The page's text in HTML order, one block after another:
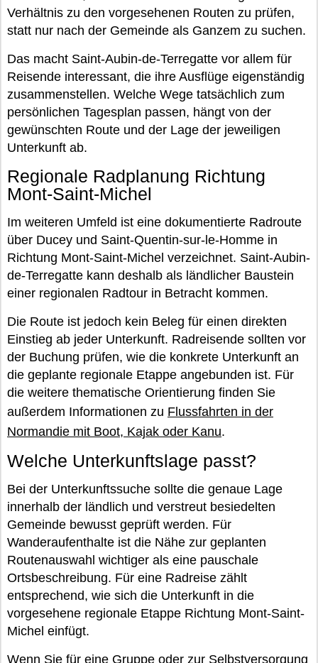
Verhältnis zu den vorgesehenen Routen zu prüfen,
statt nur nach der Gemeinde als Ganzem zu suchen.
Das macht Saint-Aubin-de-Terregatte vor allem für
Reisende interessant, die ihre Ausflüge eigenständig
zusammenstellen. Welche Wege tatsächlich zum
persönlichen Tagesplan passen, hängt von der
gewünschten Route und der Lage der jeweiligen
Unterkunft ab.
Regionale Radplanung Richtung
Mont-Saint-Michel
Im weiteren Umfeld ist eine dokumentierte Radroute
über Ducey und Saint-Quentin-sur-le-Homme in
Richtung Mont-Saint-Michel verzeichnet. Saint-Aubin-
de-Terregatte kann deshalb als ländlicher Baustein
einer regionalen Radtour in Betracht kommen.
Die Route ist jedoch kein Beleg für einen direkten
Einstieg ab jeder Unterkunft. Radreisende sollten vor
der Buchung prüfen, wie die konkrete Unterkunft an
die geplante regionale Etappe angebunden ist. Für
die weitere thematische Orientierung finden Sie
außerdem Informationen zu Flussfahrten in der
Normandie mit Boot, Kajak oder Kanu.
Welche Unterkunftslage passt?
Bei der Unterkunftssuche sollte die genaue Lage
innerhalb der ländlich und verstreut besiedelten
Gemeinde bewusst geprüft werden. Für
Wanderaufenthalte ist die Nähe zur geplanten
Routenauswahl wichtiger als eine pauschale
Ortsbeschreibung. Für eine Radreise zählt
entsprechend, wie sich die Unterkunft in die
vorgesehene regionale Etappe Richtung Mont-Saint-
Michel einfügt.
Wenn Sie für eine Gruppe oder zur Selbstversorgung